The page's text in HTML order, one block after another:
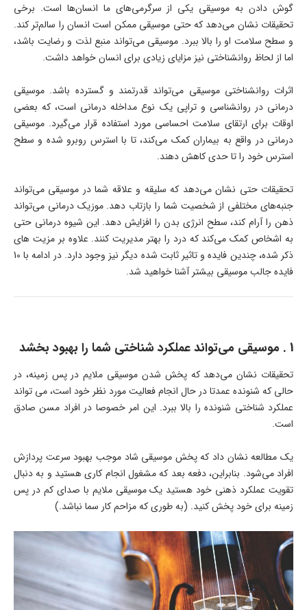
گوش دادن به موسیقی یکی از سرگرمی‌های ما انسان‌ها است. برخی
تحقیقات نشان می‌دهد که حتی موسیقی ممکن است انسان را سالم‌تر کند.
و سطح سلامت او را بالا ببرد. موسیقی می‌تواند منبع لذت و رضایت باشد،
اما از لحاظ روانشناختی نیز مزایای زیادی برای انسان خواهد داشت.
اثرات روانشناختی موسیقی می‌تواند قدرتمند و گسترده باشد. موسیقی
درمانی در روانشناسی و تراپی یک نوع مداخله درمانی است، که بعضی
اوقات برای ارتقای سلامت احساسی مورد استفاده قرار می‌گیرد. موسیقی
درمانی در واقع به بیماران کمک می‌کند، تا با استرس روبرو شده و سطح
استرس خود را تا حدی کاهش دهند.
تحقیقات حتی نشان می‌دهد که سلیقه و علاقه شما در موسیقی می‌تواند
جنبه‌های مختلفی از شخصیت شما را بازتاب دهد. موزیک درمانی می‌تواند
ذهن را آرام کند، سطح انرژی بدن را افزایش دهد. این شیوه درمانی حتی
به اشخاص کمک می‌کند که درد را بهتر مدیریت کنند. علاوه بر مزیت های
ذکر شده، چندین فایده و تاثیر ثابت شده دیگر نیز وجود دارد. در ادامه با 10
فایده جالب موسیقی بیشتر آشنا خواهید شد.
1 . موسیقی می‌تواند عملکرد شناختی شما را بهبود بخشد
تحقیقات نشان می‌دهد که پخش شدن موسیقی ملایم در پس زمینه، در
حالی که شنونده عمدتا در حال انجام فعالیت مورد نظر خود است، می تواند
عملکرد شناختی شنونده را بالا ببرد. این امر خصوصا در افراد مسن صادق
است.
یک مطالعه نشان داد که پخش موسیقی شاد موجب بهبود سرعت پردازش
افراد می‌شود. بنابراین، دفعه بعد که مشغول انجام کاری هستید و به دنبال
تقویت عملکرد ذهنی خود هستید یک موسیقی ملایم با صدای کم در پس
زمینه برای خود پخش کنید. (به طوری که مزاحم کار سما نباشد.)